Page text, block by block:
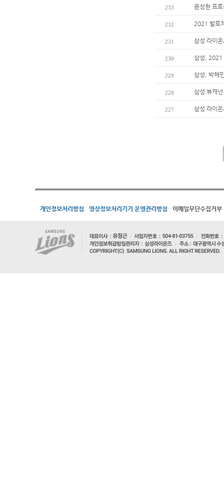
233 윤성현 프
232 2021 발로
231 삼성 라이
230 삼성, 2021
229 삼성, 박해
228 삼성 뷰캐
227 삼성 라이
개인정보처리방침 영상정보처리기기 운영관리방침 이메일무단수집거부